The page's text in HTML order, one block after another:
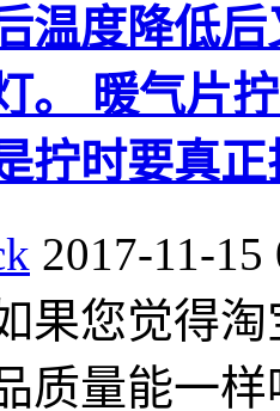
温度降低
。 暖气片
拧时要真
2017-11-15
果您觉得
质量能一